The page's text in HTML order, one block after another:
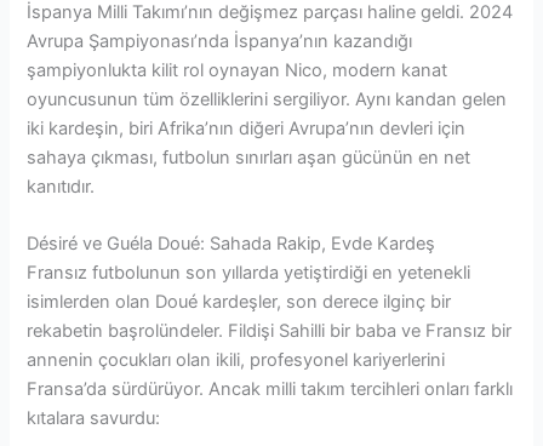
İspanya Milli Takımı’nın değişmez parçası haline geldi. 2024
Avrupa Şampiyonası’nda İspanya’nın kazandığı
şampiyonlukta kilit rol oynayan Nico, modern kanat
oyuncusunun tüm özelliklerini sergiliyor. Aynı kandan gelen
iki kardeşin, biri Afrika’nın diğeri Avrupa’nın devleri için
sahaya çıkması, futbolun sınırları aşan gücünün en net
kanıtıdır.
Désiré ve Guéla Doué: Sahada Rakip, Evde Kardeş
Fransız futbolunun son yıllarda yetiştirdiği en yetenekli
isimlerden olan Doué kardeşler, son derece ilginç bir
rekabetin başrolündeler. Fildişi Sahilli bir baba ve Fransız bir
annenin çocukları olan ikili, profesyonel kariyerlerini
Fransa’da sürdürüyor. Ancak milli takım tercihleri onları farklı
kıtalara savurdu: